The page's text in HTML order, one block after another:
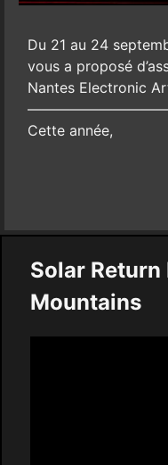
Du 21 au 24
vous a proposé
Nantes Electronic
Cette année,
Solar
Mountains